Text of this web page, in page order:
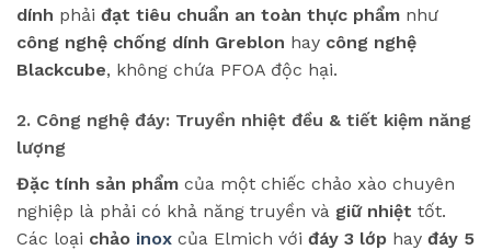
dính phải đạt tiêu chuẩn an toàn thực phẩm như
công nghệ chống dính Greblon hay công nghệ
Blackcube, không chứa PFOA độc hại.
2. Công nghệ đáy: Truyền nhiệt đều & tiết kiệm năng
lượng
Đặc tính sản phẩm của một chiếc chảo xào chuyên
nghiệp là phải có khả năng truyền và giữ nhiệt tốt.
Các loại chảo inox của Elmich với đáy 3 lớp hay đáy 5